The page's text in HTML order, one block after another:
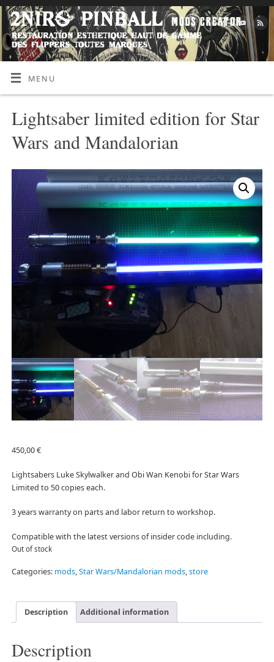
MENU
Lightsaber limited edition for Star
Wars and Mandalorian
450,00€
Lightsabers Luke Skylwalker and Obi Wan Kenobi for Star Wars
Limited to 50 copies each.
3 years warranty on parts and labor return to workshop.
Compatible with the latest versions of insider code including.
Out of stock
Categories: mods,Star Wars/Mandalorian mods,store
Description Additional information
Description